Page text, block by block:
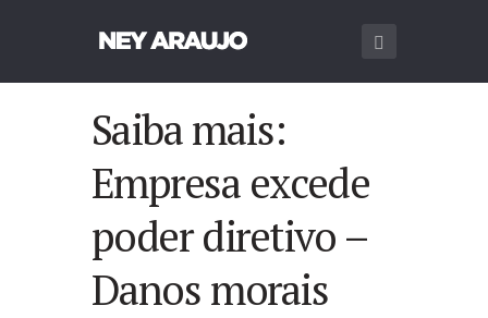
Saiba mais:
Empresa excede
poder diretivo –
Danos morais